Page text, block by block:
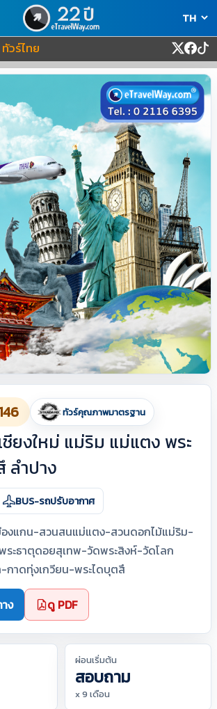
ทัวร์ไทย
ทัวร์คุณภาพมาตรฐาน
ชียงใหม่ แม่ริม แม่แตง พระ
ลำปาง
BUS-รถปรับอากาศ
องแกน-สวนสนแม่แตง-สวนดอกไม้แม่ริม-
ระธาตุดอยสุเทพ-วัดพระสิงห์-วัดโลก
าดทุ่งเกวียน-พระไดบุตสึ
ง ดู PDF
ผ่อนเริ่มต้น
สอบถาม
x 9 เดือน